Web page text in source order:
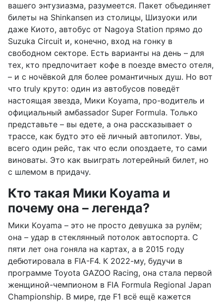
вашего энтузиазма, разумеется. Пакет объединяет
билеты на Shinkansen из столицы, Шизуоки или
даже Киото, автобус от Nagoya Station прямо до
Suzuka Circuit и, конечно, вход на гонку в
свободном секторе. Есть варианты на день – для
тех, кто предпочитает кофе в поезде вместо отеля,
– и с ночёвкой для более романтичных душ. Но вот
что truly круто: один из автобусов поведёт
настоящая звезда, Мики Кoyama, про-водитель и
официальный амбassador Super Formula. Только
представьте – вы едете, а она рассказывает о
трассе, как будто это её личный автопилот. Увы,
всего один рейс, так что если опоздаете, то сами
виноваты. Это как выиграть лотерейный билет, но
с шлемом в придачу.
Кто такая Мики Кoyama и
почему она – легенда?
Мики Кoyama – это не просто девушка за рулём;
она – удар в стеклянный потолок автоспорта. С
пяти лет она гоняла на картах, а в 2015 году
дебютировала в FIA-F4. К 2022-му, будучи в
программе Toyota GAZOO Racing, она стала первой
женщиной-чемпионом в FIA Formula Regional Japan
Championship. В мире, где F1 всё ещё кажется